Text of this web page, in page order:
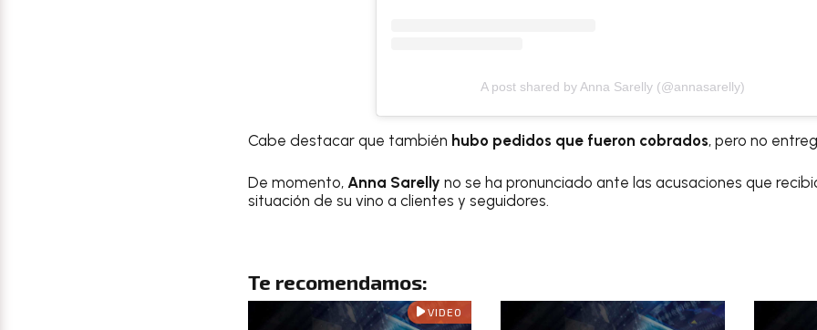
A post shared by Anna Sarelly (@annasarelly)
Cabe destacar que también hubo pedidos que fueron cobrados, pero no
De momento, Anna Sarelly no se ha pronunciado ante las acusaciones que
situación de su vino a clientes y seguidores.
Te recomendamos:
VIDEO